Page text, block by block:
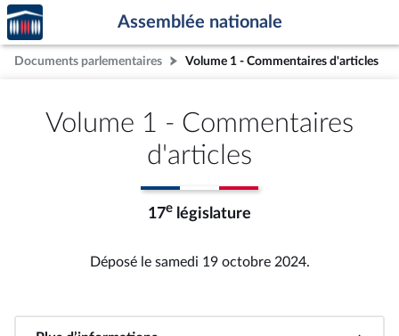
Aller au contenu
Aller en bas de la page
Accèder
à la
page
d'accueil
Assemblée nationale
Documents parlementaires Volume 1 - Commentaires d'articles
Volume 1 - Commentaires
d'articles
17e législature
Déposé le samedi 19 octobre 2024.